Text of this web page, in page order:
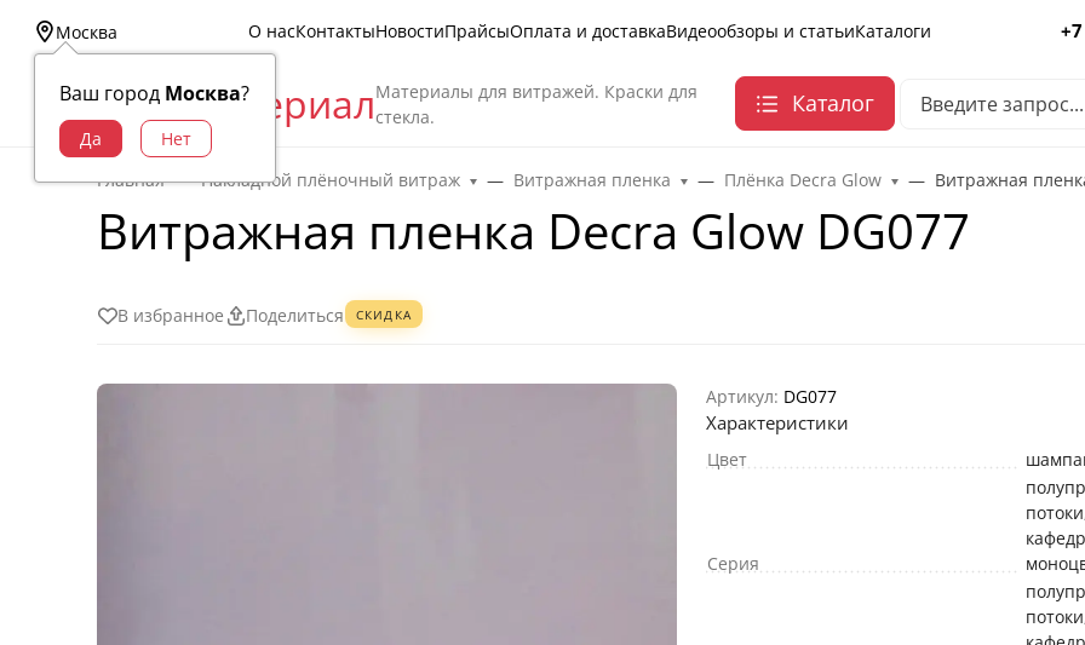
Москва
Ваш город Москва?
О насКонтактыНовостиПрайсыОплата и доставкаВидеообзоры и статьиКаталоги
Витраж МатериалМатериалы для витражей. Краски для
стекла.
Каталог
Главная Накладной плёночный витраж Витражная пленка Плёнка Decra Glow Витражная
Витражная пленка Decra Glow DG077
В избранное Поделиться СКИДКА
Артикул: DG077
Характеристики
Цвет
Серия